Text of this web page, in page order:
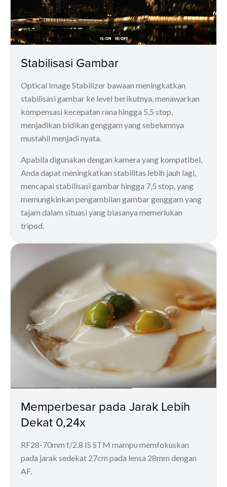
Stabilisasi Gambar
Optical Image Stabilizer bawaan meningkatkan
stabilisasi gambar ke level berikutnya, menawarkan
kompensasi kecepatan rana hingga 5,5 stop,
menjadikan bidikan genggam yang sebelumnya
mustahil menjadi nyata.
Apabila digunakan dengan kamera yang kompatibel,
Anda dapat meningkatkan stabilitas lebih jauh lagi,
mencapai stabilisasi gambar hingga 7,5 stop, yang
memungkinkan pengambilan gambar genggam yang
tajam dalam situasi yang biasanya memerlukan
tripod.
Memperbesar pada Jarak Lebih
Dekat 0,24x
RF28-70mm f/2.8 IS STM mampu memfokuskan
pada jarak sedekat 27cm pada lensa 28mm dengan
AF.